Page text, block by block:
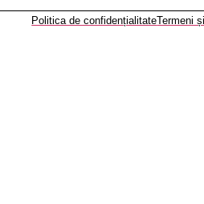
Politica de confidențialitateTermeni